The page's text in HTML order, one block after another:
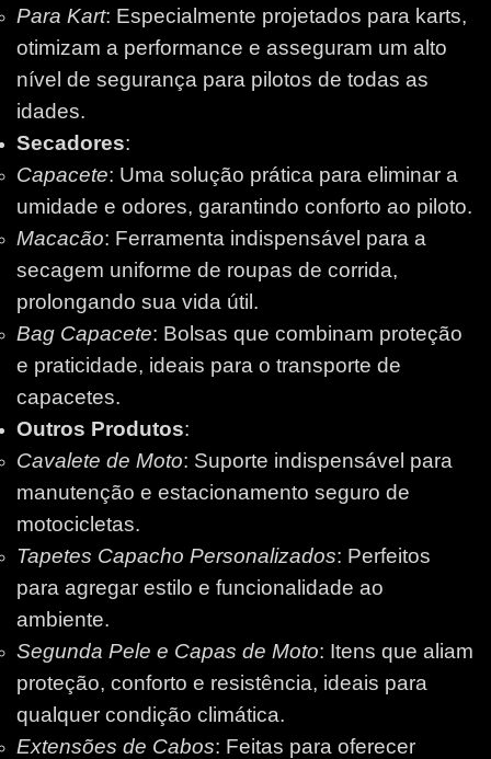
Para Kart: Especialmente projetados para karts,
otimizam a performance e asseguram um alto
nível de segurança para pilotos de todas as
idades.
Secadores:
Capacete: Uma solução prática para eliminar a
umidade e odores, garantindo conforto ao piloto.
Macacão: Ferramenta indispensável para a
secagem uniforme de roupas de corrida,
prolongando sua vida útil.
Bag Capacete: Bolsas que combinam proteção
e praticidade, ideais para o transporte de
capacetes.
Outros Produtos:
Cavalete de Moto: Suporte indispensável para
manutenção e estacionamento seguro de
motocicletas.
Tapetes Capacho Personalizados: Perfeitos
para agregar estilo e funcionalidade ao
ambiente.
Segunda Pele e Capas de Moto: Itens que aliam
proteção, conforto e resistência, ideais para
qualquer condição climática.
Extensões de Cabos: Feitas para oferecer